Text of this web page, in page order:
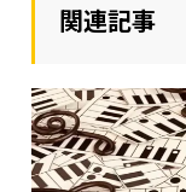
関連記事